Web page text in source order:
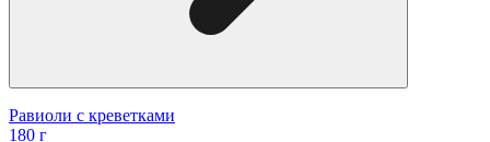
Равиоли с креветками
180 г